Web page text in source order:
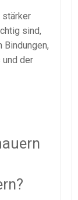
stärker
sind,
der